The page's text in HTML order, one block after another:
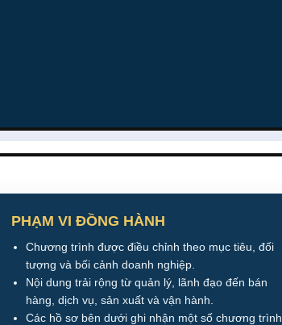
PHẠM VI ĐỒNG HÀNH
Chương trình được điều chỉnh theo mục tiêu, đối
tượng và bối cảnh doanh nghiệp.
Nội dung trải rộng từ quản lý, lãnh đạo đến bán
hàng, dịch vụ, sản xuất và vận hành.
Các hồ sơ bên dưới ghi nhận một số chương trình